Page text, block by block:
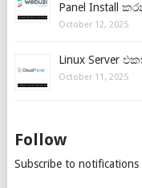
Panel Install
October 12, 2025
Linux Server
October 11, 2025
Follow
Subscribe to notifications